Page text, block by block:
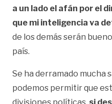
a un lado el afán por el
que mi inteligencia va
de los demás serán
país.
Se ha derramado mucha
podemos permitir que